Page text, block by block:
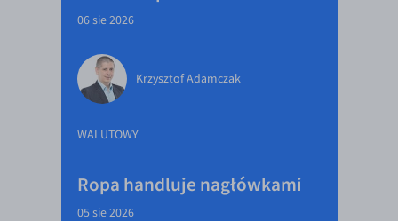
06 sie 2026
Krzysztof Adamczak
WALUTOWY
Ropa handluje nagłówkami
05 sie 2026